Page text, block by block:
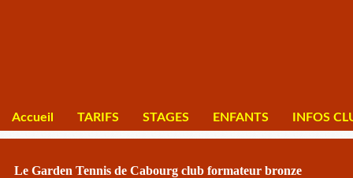
Accueil TARIFS STAGES ENFANTS INFOS
Le Garden Tennis de Cabourg club formateur bronze